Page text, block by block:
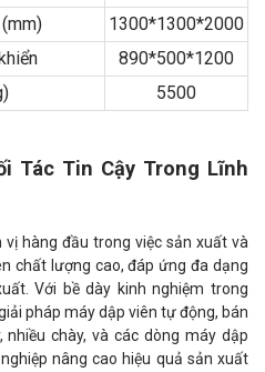
1300*1300*2000
890*500*1200
5500
Tác Tin Cậy Trong Lĩnh
hàng đầu trong việc sản xuất và
chất lượng cao, đáp ứng đa dạng
Với bề dày kinh nghiệm trong
pháp máy dập viên tự động, bán
chày, và các dòng máy dập
nâng cao hiệu quả sản xuất